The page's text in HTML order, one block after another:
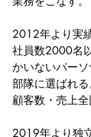
2012年より実
社員数2000名
かいないパー
部隊に選ばれ
顧客数・売上全
2019年より独